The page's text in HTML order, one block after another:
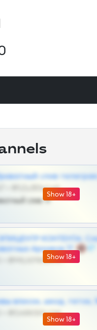
Show 18+
слив
@SZu3ll3sCatt_bot
слив тг
Show 18+
КОНТЕНТА:
Архивов ТГ 🔞💎
@MILKPRIVATES39BOT
Show 18+
вписок, шкод, теток,
@DARK15FLOWSBOT